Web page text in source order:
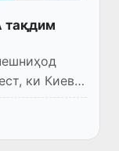
тақдим
ки Киев
ворид